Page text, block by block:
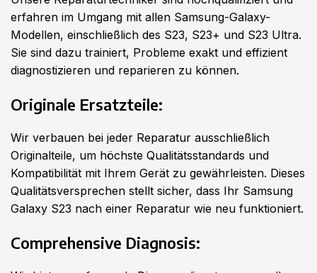
erfahren im Umgang mit allen Samsung-Galaxy-
Modellen, einschließlich des S23, S23+ und S23 Ultra.
Sie sind dazu trainiert, Probleme exakt und effizient
diagnostizieren und reparieren zu können.
Originale Ersatzteile:
Wir verbauen bei jeder Reparatur ausschließlich
Originalteile, um höchste Qualitätsstandards und
Kompatibilität mit Ihrem Gerät zu gewährleisten. Dieses
Qualitätsversprechen stellt sicher, dass Ihr Samsung
Galaxy S23 nach einer Reparatur wie neu funktioniert.
Comprehensive Diagnosis: